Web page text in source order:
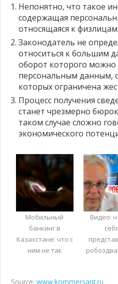
Непонятно, что такое
содержащая
относящаяся к
Законодатель не
относиться к большим
оборот которого
персональным данным,
которых ограничена
Процесс получения
станет чрезмерно
таком случае сложно
экономического
Мобильный
банкинг в
Казахстане: что с
ним не так
Видео:
себя
Source:www.kommersant.ru